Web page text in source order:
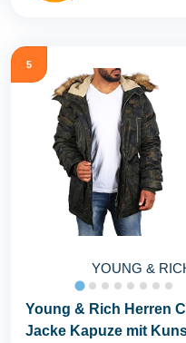
5
YOUNG &
Young & Rich Herren
Jacke Kapuze mit